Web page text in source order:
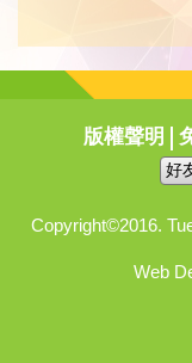
版權聲明
Copyright©2016.
Web